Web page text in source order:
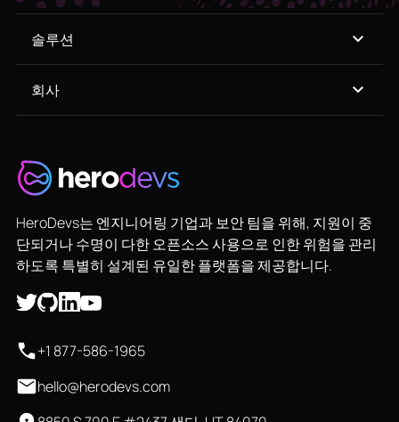
솔루션
회사
HeroDevs는 엔지니어링 기업과 보안 팀을 위해, 지원이 중
단되거나 수명이 다한 오픈소스 사용으로 인한 위험을 관리
하도록 특별히 설계된 유일한 플랫폼을 제공합니다.
+1 877-586-1965
hello@herodevs.com